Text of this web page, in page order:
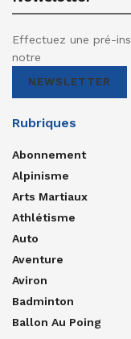
Effectuez une pré-
notre
NEWSLETTER
Rubriques
Abonnement
Alpinisme
Arts Martiaux
Athlétisme
Auto
Aventure
Aviron
Badminton
Ballon Au Poing